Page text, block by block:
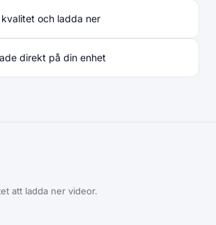
och ladda ner
direkt på din enhet
att ladda ner videor.